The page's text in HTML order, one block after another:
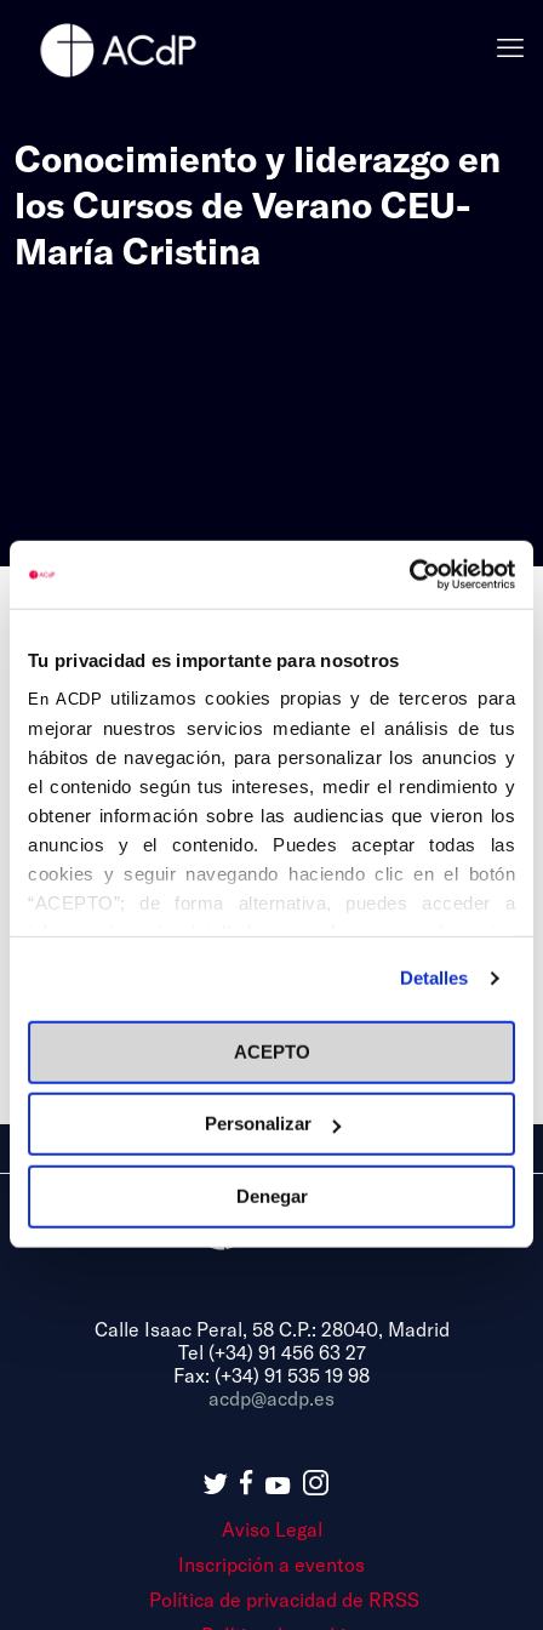
Tu privacidad es importante para nosotros
En ACDP utilizamos cookies propias y de terceros para
mejorar nuestros servicios mediante el análisis de tus
hábitos de navegación, para personalizar los anuncios y
el contenido según tus intereses, medir el rendimiento y
obtener información sobre las audiencias que vieron los
anuncios y el contenido. Puedes aceptar todas las
cookies y seguir navegando haciendo clic en el botón
“ACEPTO”; de forma alternativa, puedes acceder a
información más detallada y cambiar tus preferencias
en el botón "Personalizar". Para más información puedes
visitar nuestra Política de Cookies
Detalles
ACEPTO
Personalizar
Denegar
Conocimiento y liderazgo en
los Cursos de Verano CEU-
María Cristina
Calle Isaac Peral, 58 C.P.: 28040, Madrid
Tel (+34) 91 456 63 27
Fax: (+34) 91 535 19 98
acdp@acdp.es
Aviso Legal
Inscripción a eventos
Política de privacidad de RRSS